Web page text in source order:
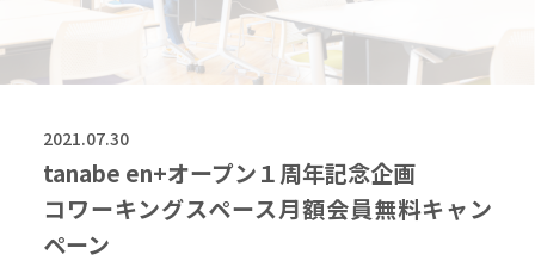
2021.07.30
tanabe en+オープン１周年記念企画
コワーキングスペース月額会員無料キャン
ペーン